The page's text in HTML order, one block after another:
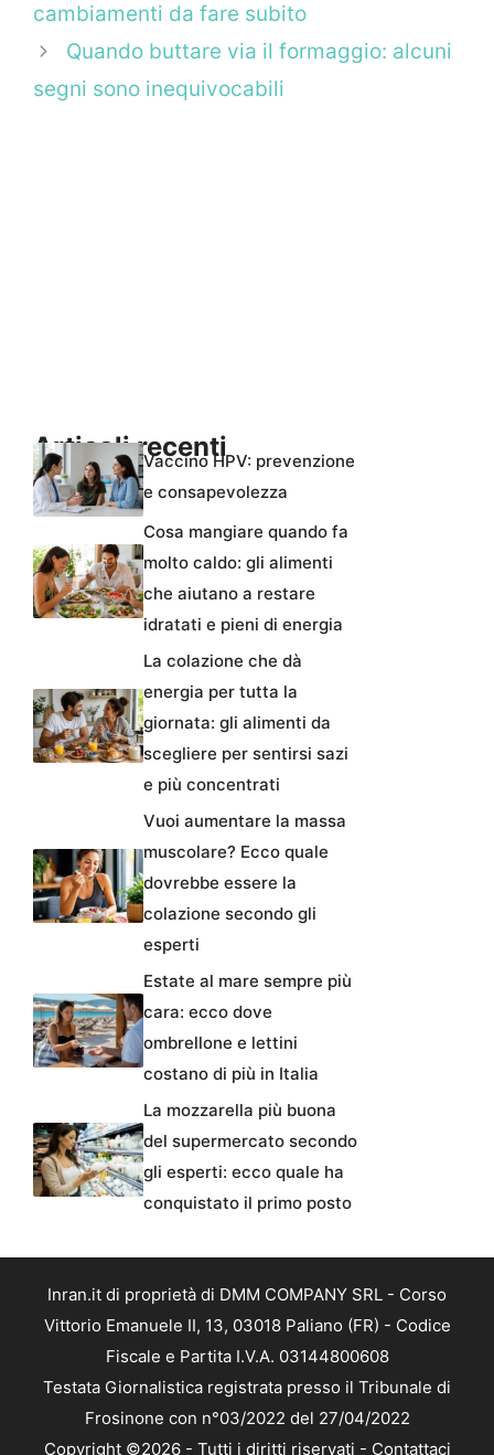
cambiamenti da fare subito
Quando buttare via il formaggio: alcuni
segni sono inequivocabili
Articoli recentiVaccino HPV: prevenzione
e consapevolezza
Cosa mangiare quando fa
molto caldo: gli alimenti
che aiutano a restare
idratati e pieni di energia
La colazione che dà
energia per tutta la
giornata: gli alimenti da
scegliere per sentirsi sazi
e più concentrati
Vuoi aumentare la massa
muscolare? Ecco quale
dovrebbe essere la
colazione secondo gli
esperti
Estate al mare sempre più
cara: ecco dove
ombrellone e lettini
costano di più in Italia
La mozzarella più buona
del supermercato secondo
gli esperti: ecco quale ha
conquistato il primo posto
Inran.it di proprietà di DMM COMPANY SRL - Corso
Vittorio Emanuele II, 13, 03018 Paliano (FR) - Codice
Fiscale e Partita I.V.A. 03144800608
Testata Giornalistica registrata presso il Tribunale di
Frosinone con n°03/2022 del 27/04/2022
Copyright ©2026 - Tutti i diritti riservati - Contattaci